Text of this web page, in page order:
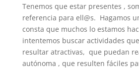
Tenemos que estar presentes ,
referencia para ell@s. Hagamos
consta que muchos lo estamos
intentemos buscar actividades
resultar atractivas, que puedan
autónoma , que resulten fáciles